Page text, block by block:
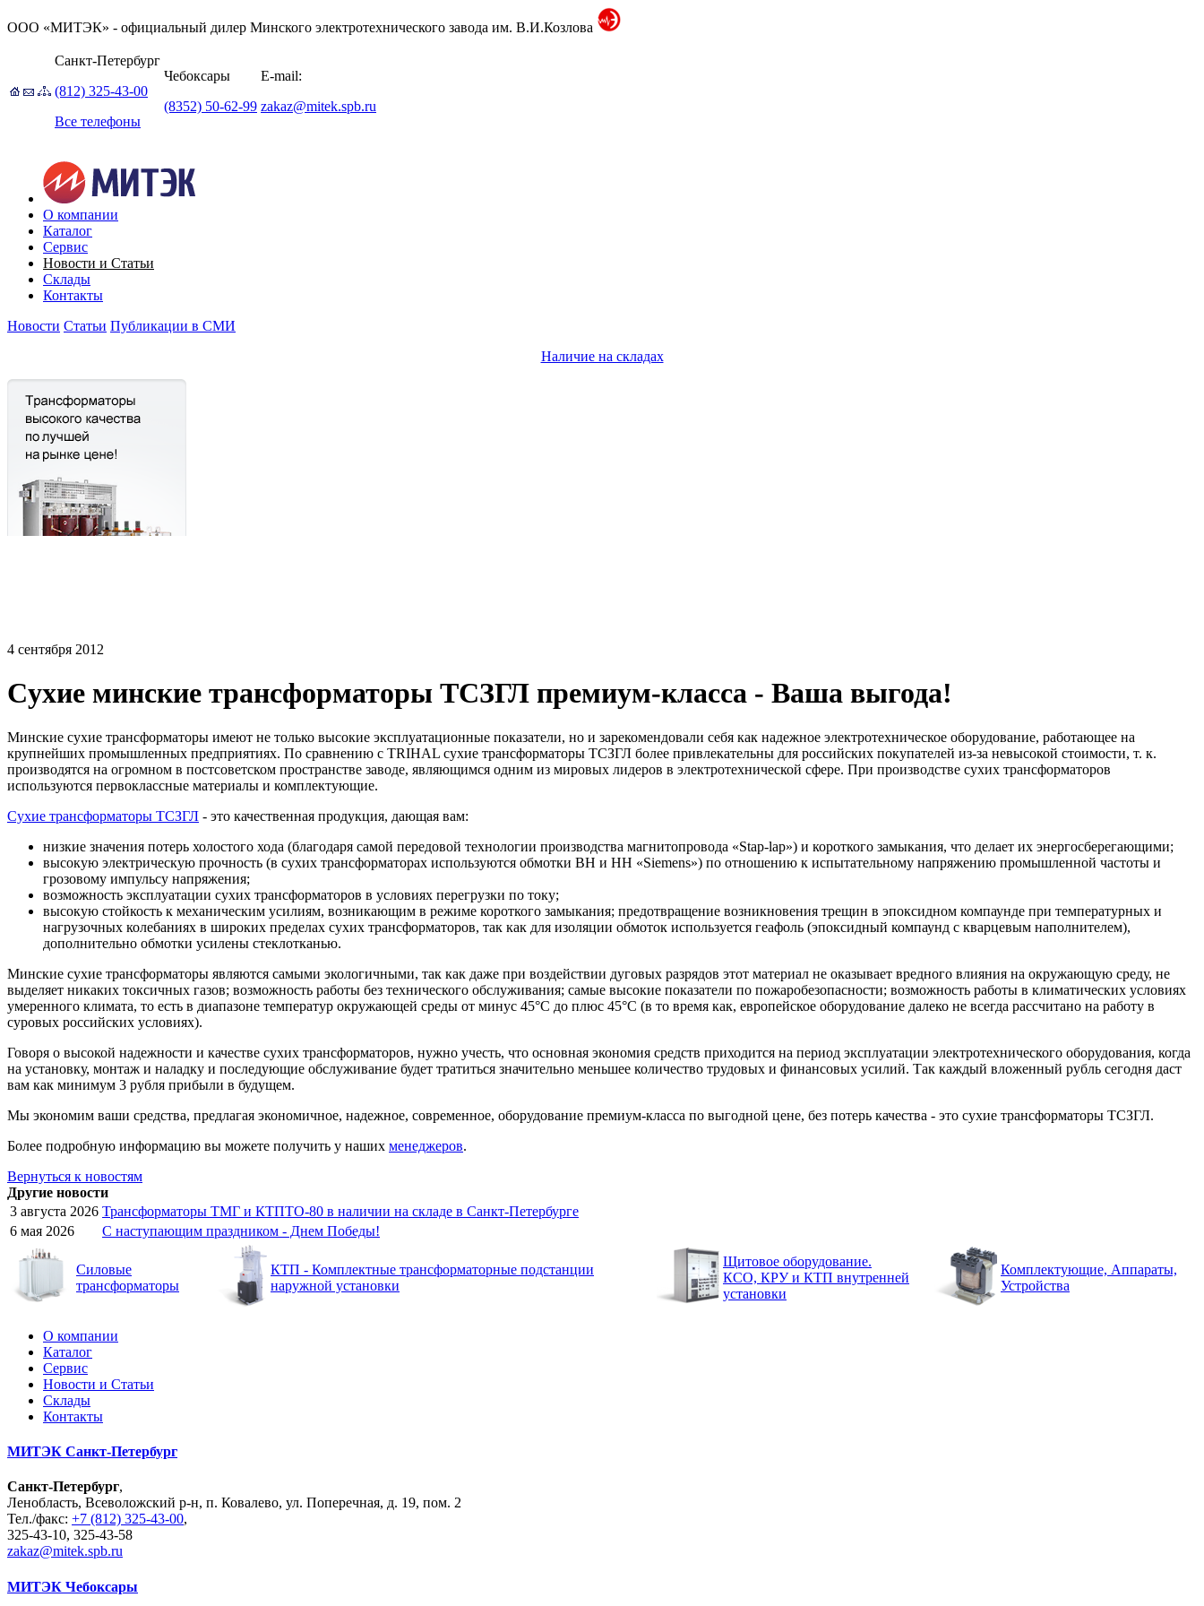
ООО «МИТЭК» - официальный дилер Минского электротехнического завода им. В.И.Козлова
Санкт-Петербург
(812) 325-43-00
Все телефоны
Чебоксары
(8352) 50-62-99
E-mail:
zakaz@mitek.spb.ru
О компании
Каталог
Сервис
Новости и Статьи
Склады
Контакты
Новости Статьи Публикации в СМИ
Наличие на складах
4 сентября 2012
Cухие минские трансформаторы ТСЗГЛ премиум-класса - Ваша выгода!
Минские сухие трансформаторы имеют не только высокие эксплуатационные показатели, но и зарекомендовали себя как надежное электротехническое оборудование, работающее на
крупнейших промышленных предприятиях. По сравнению с TRIHAL сухие трансформаторы ТСЗГЛ более привлекательны для российских покупателей из-за невысокой стоимости, т. к.
производятся на огромном в постсоветском пространстве заводе, являющимся одним из мировых лидеров в электротехнической сфере. При производстве сухих трансформаторов
используются первоклассные материалы и комплектующие.
Сухие трансформаторы ТСЗГЛ - это качественная продукция, дающая вам:
низкие значения потерь холостого хода (благодаря самой передовой технологии производства магнитопровода «Stap-lap») и короткого замыкания, что делает их энергосберегающими;
высокую электрическую прочность (в сухих трансформаторах используются обмотки ВН и НН «Siemens») по отношению к испытательному напряжению промышленной частоты и
грозовому импульсу напряжения;
возможность эксплуатации сухих трансформаторов в условиях перегрузки по току;
высокую стойкость к механическим усилиям, возникающим в режиме короткого замыкания; предотвращение возникновения трещин в эпоксидном компаунде при температурных и
нагрузочных колебаниях в широких пределах сухих трансформаторов, так как для изоляции обмоток используется геафоль (эпоксидный компаунд с кварцевым наполнителем),
дополнительно обмотки усилены стеклотканью.
Минские сухие трансформаторы являются самыми экологичными, так как даже при воздействии дуговых разрядов этот материал не оказывает вредного влияния на окружающую среду, не
выделяет никаких токсичных газов; возможность работы без технического обслуживания; самые высокие показатели по пожаробезопасности; возможность работы в климатических условиях
умеренного климата, то есть в диапазоне температур окружающей среды от минус 45°С до плюс 45°С (в то время как, европейское оборудование далеко не всегда рассчитано на работу в
суровых российских условиях).
Говоря о высокой надежности и качестве сухих трансформаторов, нужно учесть, что основная экономия средств приходится на период эксплуатации электротехнического оборудования, когда
на установку, монтаж и наладку и последующие обслуживание будет тратиться значительно меньшее количество трудовых и финансовых усилий. Так каждый вложенный рубль сегодня даст
вам как минимум 3 рубля прибыли в будущем.
Мы экономим ваши средства, предлагая экономичное, надежное, современное, оборудование премиум-класса по выгодной цене, без потерь качества - это сухие трансформаторы ТСЗГЛ.
Более подробную информацию вы можете получить у наших менеджеров.
Вернуться к новостям
Другие новости
3 августа 2026 Трансформаторы ТМГ и КТПТО-80 в наличии на складе в Санкт-Петербурге
6 мая 2026
C наступающим праздником - Днем Победы!
Силовые
трансформаторы
КТП - Комплектные трансформаторные подстанции
наружной установки
Щитовое оборудование.
КСО, КРУ и КТП внутренней
установки
Комплектующие, Аппараты,
Устройства
О компании
Каталог
Сервис
Новости и Статьи
Склады
Контакты
МИТЭК Санкт-Петербург
Санкт-Петербург,
Ленобласть, Всеволожский р-н, п. Ковалево, ул. Поперечная, д. 19, пом. 2
Тел./факс: +7 (812) 325-43-00,
325-43-10, 325-43-58
zakaz@mitek.spb.ru
МИТЭК Чебоксары